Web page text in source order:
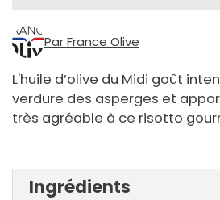
Par France Olive
L'huile d’olive du Midi goût
verdure des asperges et
très agréable à ce risotto
Ingrédients